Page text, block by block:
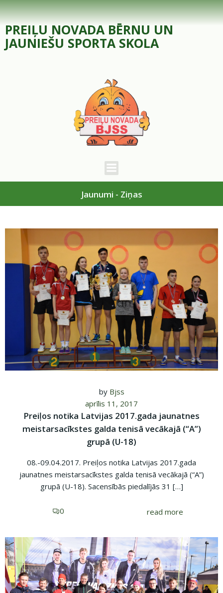
Skip
to
content
PREIĻU NOVADA BĒRNU UN
JAUNIEŠU SPORTA SKOLA
Jaunumi - Ziņas
by Bjss
aprīlis 11, 2017
Preiļos notika Latvijas 2017.gada jaunatnes
meistarsacīkstes galda tenisā vecākajā (“A”)
grupā (U-18)
08.-09.04.2017. Preiļos notika Latvijas 2017.gada
jaunatnes meistarsacīkstes galda tenisā vecākajā (“A”)
grupā (U-18). Sacensībās piedalījās 31 […]
0 read more